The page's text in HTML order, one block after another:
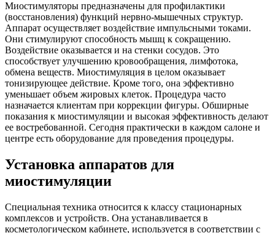
Миостимуляторы предназначены для профилактики
(восстановления) функций нервно-мышечных структур.
Аппарат осуществляет воздействие импульсными токами.
Они стимулируют способность мышц к сокращению.
Воздействие оказывается и на стенки сосудов. Это
способствует улучшению кровообращения, лимфотока,
обмена веществ. Миостимуляция в целом оказывает
тонизирующее действие. Кроме того, она эффективно
уменьшает объем жировых клеток. Процедура часто
назначается клиентам при коррекции фигуры. Обширные
показания к миостимуляции и высокая эффективность делают
ее востребованной. Сегодня практически в каждом салоне и
центре есть оборудование для проведения процедуры.
Установка аппаратов для
миостимуляции
Специальная техника относится к классу стационарных
комплексов и устройств. Она устанавливается в
косметологическом кабинете, используется в соответствии с